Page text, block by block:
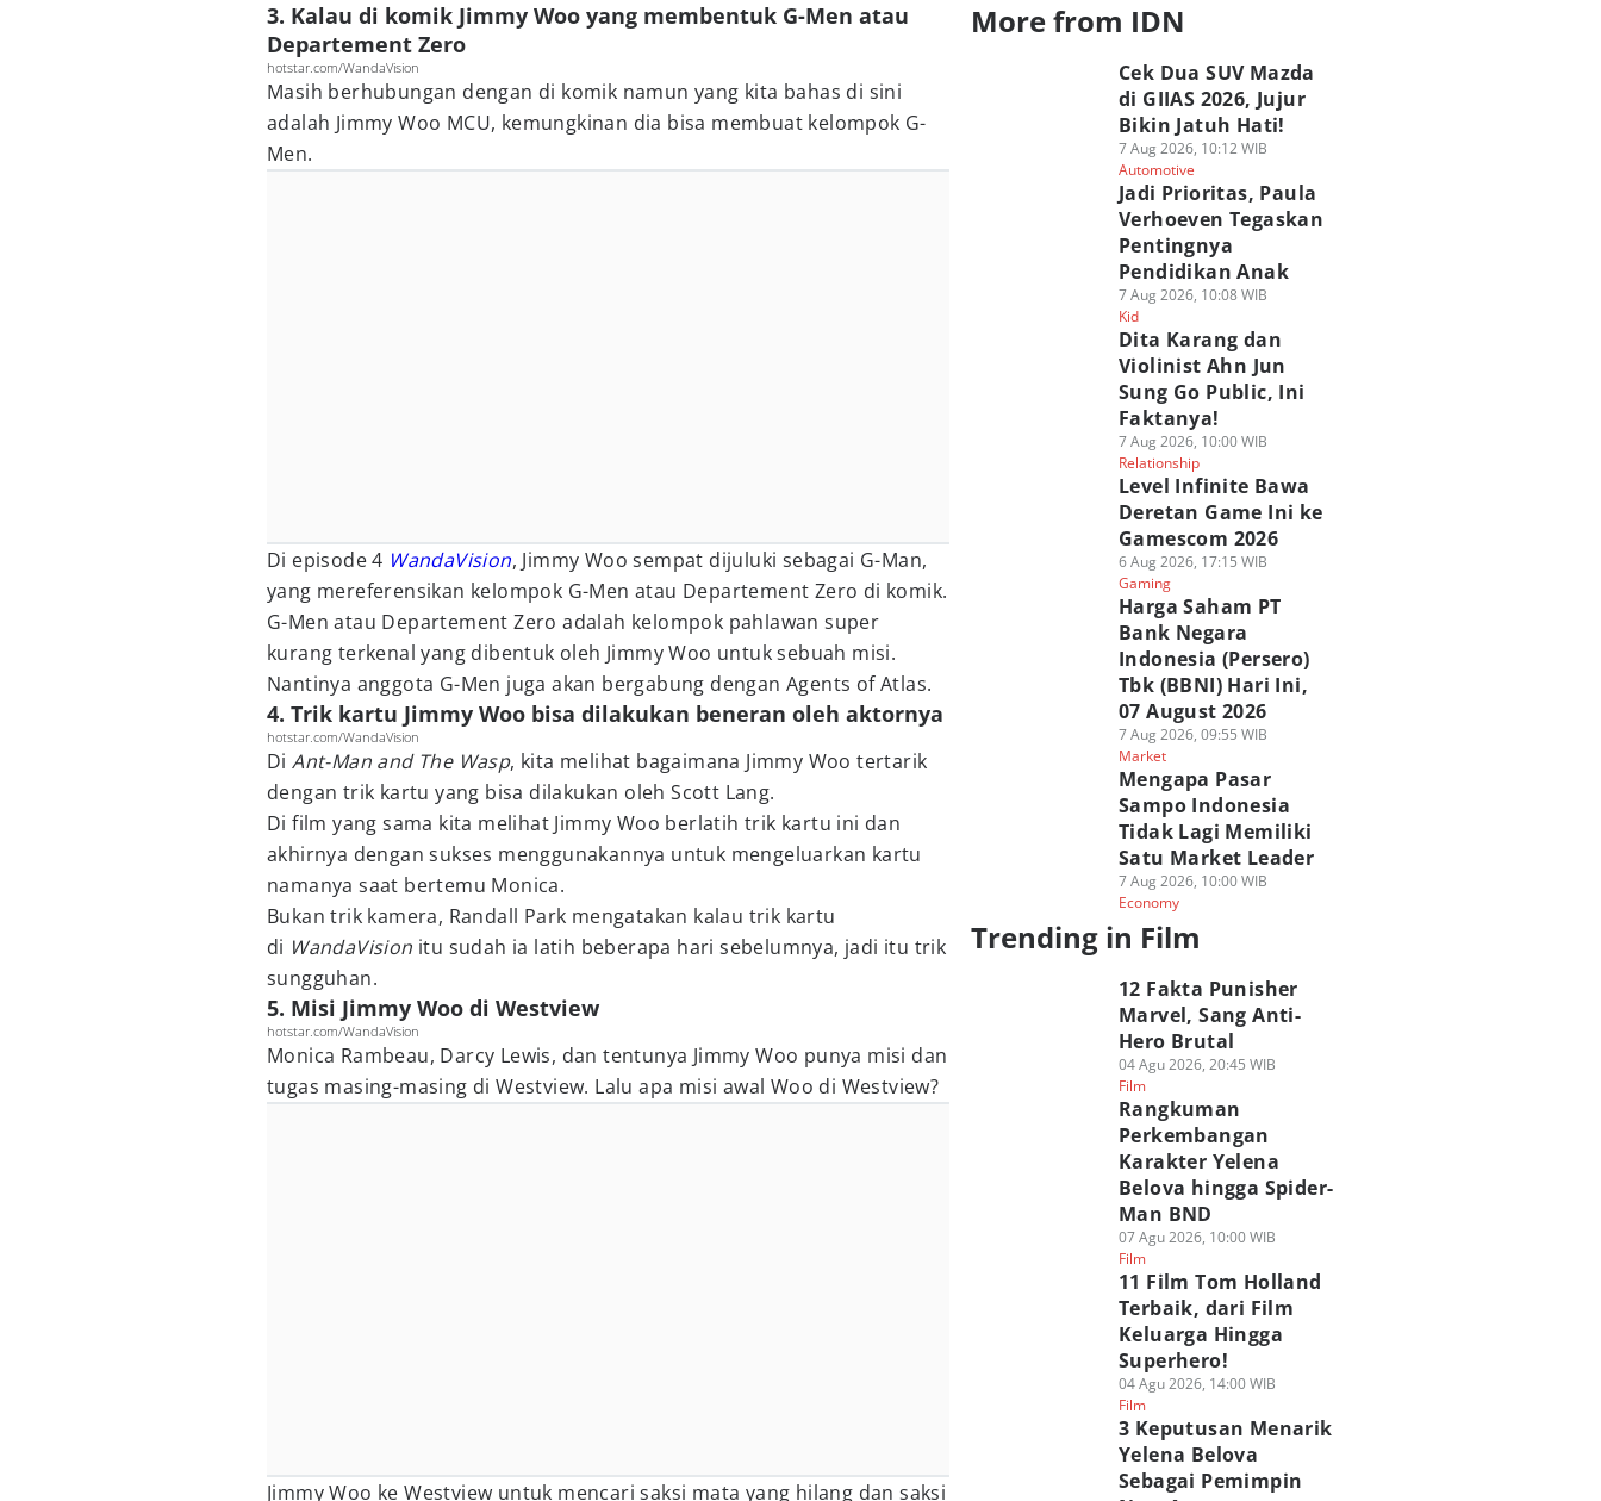
3. Kalau di komik Jimmy Woo yang membentuk G-Men atau
Departement Zero
hotstar.com/WandaVision
Masih berhubungan dengan di komik namun yang kita bahas di sini
adalah Jimmy Woo MCU, kemungkinan dia bisa membuat kelompok G-
Men.
Di episode 4 WandaVision, Jimmy Woo sempat dijuluki sebagai G-Man,
yang mereferensikan kelompok G-Men atau Departement Zero di komik.
G-Men atau Departement Zero adalah kelompok pahlawan super
kurang terkenal yang dibentuk oleh Jimmy Woo untuk sebuah misi.
Nantinya anggota G-Men juga akan bergabung dengan Agents of Atlas.
4. Trik kartu Jimmy Woo bisa dilakukan beneran oleh aktornya
hotstar.com/WandaVision
DiAnt-Man and The Wasp, kita melihat bagaimana Jimmy Woo tertarik
dengan trik kartu yang bisa dilakukan oleh Scott Lang.
Di film yang sama kita melihat Jimmy Woo berlatih trik kartu ini dan
akhirnya dengan sukses menggunakannya untuk mengeluarkan kartu
namanya saat bertemu Monica.
Bukan trik kamera, Randall Park mengatakan kalau trik kartu
di WandaVision itu sudah ia latih beberapa hari sebelumnya, jadi itu trik
sungguhan.
5. Misi Jimmy Woo di Westview
hotstar.com/WandaVision
Monica Rambeau, Darcy Lewis, dan tentunya Jimmy Woo punya misi dan
tugas masing-masing di Westview. Lalu apa misi awal Woo di Westview?
Jimmy Woo ke Westview untuk mencari saksi mata yang hilang dan saksi
More from IDN
Cek Dua SUV Mazda
di GIIAS 2026, Jujur
Bikin Jatuh Hati!
7 Aug 2026, 10:12 WIB
Automotive
Jadi Prioritas, Paula
Verhoeven Tegaskan
Pentingnya
Pendidikan Anak
7 Aug 2026, 10:08 WIB
Kid
Dita Karang dan
Violinist Ahn Jun
Sung Go Public, Ini
Faktanya!
7 Aug 2026, 10:00 WIB
Relationship
Level Infinite Bawa
Deretan Game Ini ke
Gamescom 2026
6 Aug 2026, 17:15 WIB
Gaming
Harga Saham PT
Bank Negara
Indonesia (Persero)
Tbk (BBNI) Hari Ini,
07 August 2026
7 Aug 2026, 09:55 WIB
Market
Mengapa Pasar
Sampo Indonesia
Tidak Lagi Memiliki
Satu Market Leader
7 Aug 2026, 10:00 WIB
Economy
Trending in Film
12 Fakta Punisher
Marvel, Sang Anti-
Hero Brutal
04 Agu 2026, 20:45 WIB
Film
Rangkuman
Perkembangan
Karakter Yelena
Belova hingga Spider-
Man BND
07 Agu 2026, 10:00 WIB
Film
11 Film Tom Holland
Terbaik, dari Film
Keluarga Hingga
Superhero!
04 Agu 2026, 14:00 WIB
Film
3 Keputusan Menarik
Yelena Belova
Sebagai Pemimpin